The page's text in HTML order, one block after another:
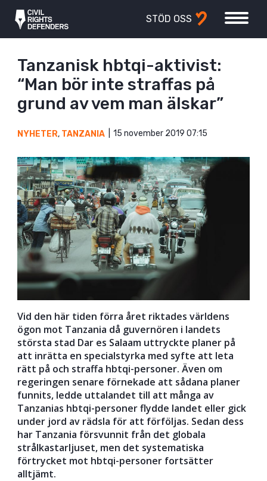
STÖD OSS
Tanzanisk hbtqi-aktivist:
“Man bör inte straffas på
grund av vem man älskar”
NYHETER, TANZANIA 15 november 2019 07:15
Vid den här tiden förra året riktades världens
ögon mot Tanzania då guvernören i landets
största stad Dar es Salaam uttryckte planer på
att inrätta en specialstyrka med syfte att leta
rätt på och straffa hbtqi-personer. Även om
regeringen senare förnekade att sådana planer
funnits, ledde uttalandet till att många av
Tanzanias hbtqi-personer flydde landet eller gick
under jord av rädsla för att förföljas. Sedan dess
har Tanzania försvunnit från det globala
strålkastarljuset, men det systematiska
förtrycket mot hbtqi-personer fortsätter
alltjämt.